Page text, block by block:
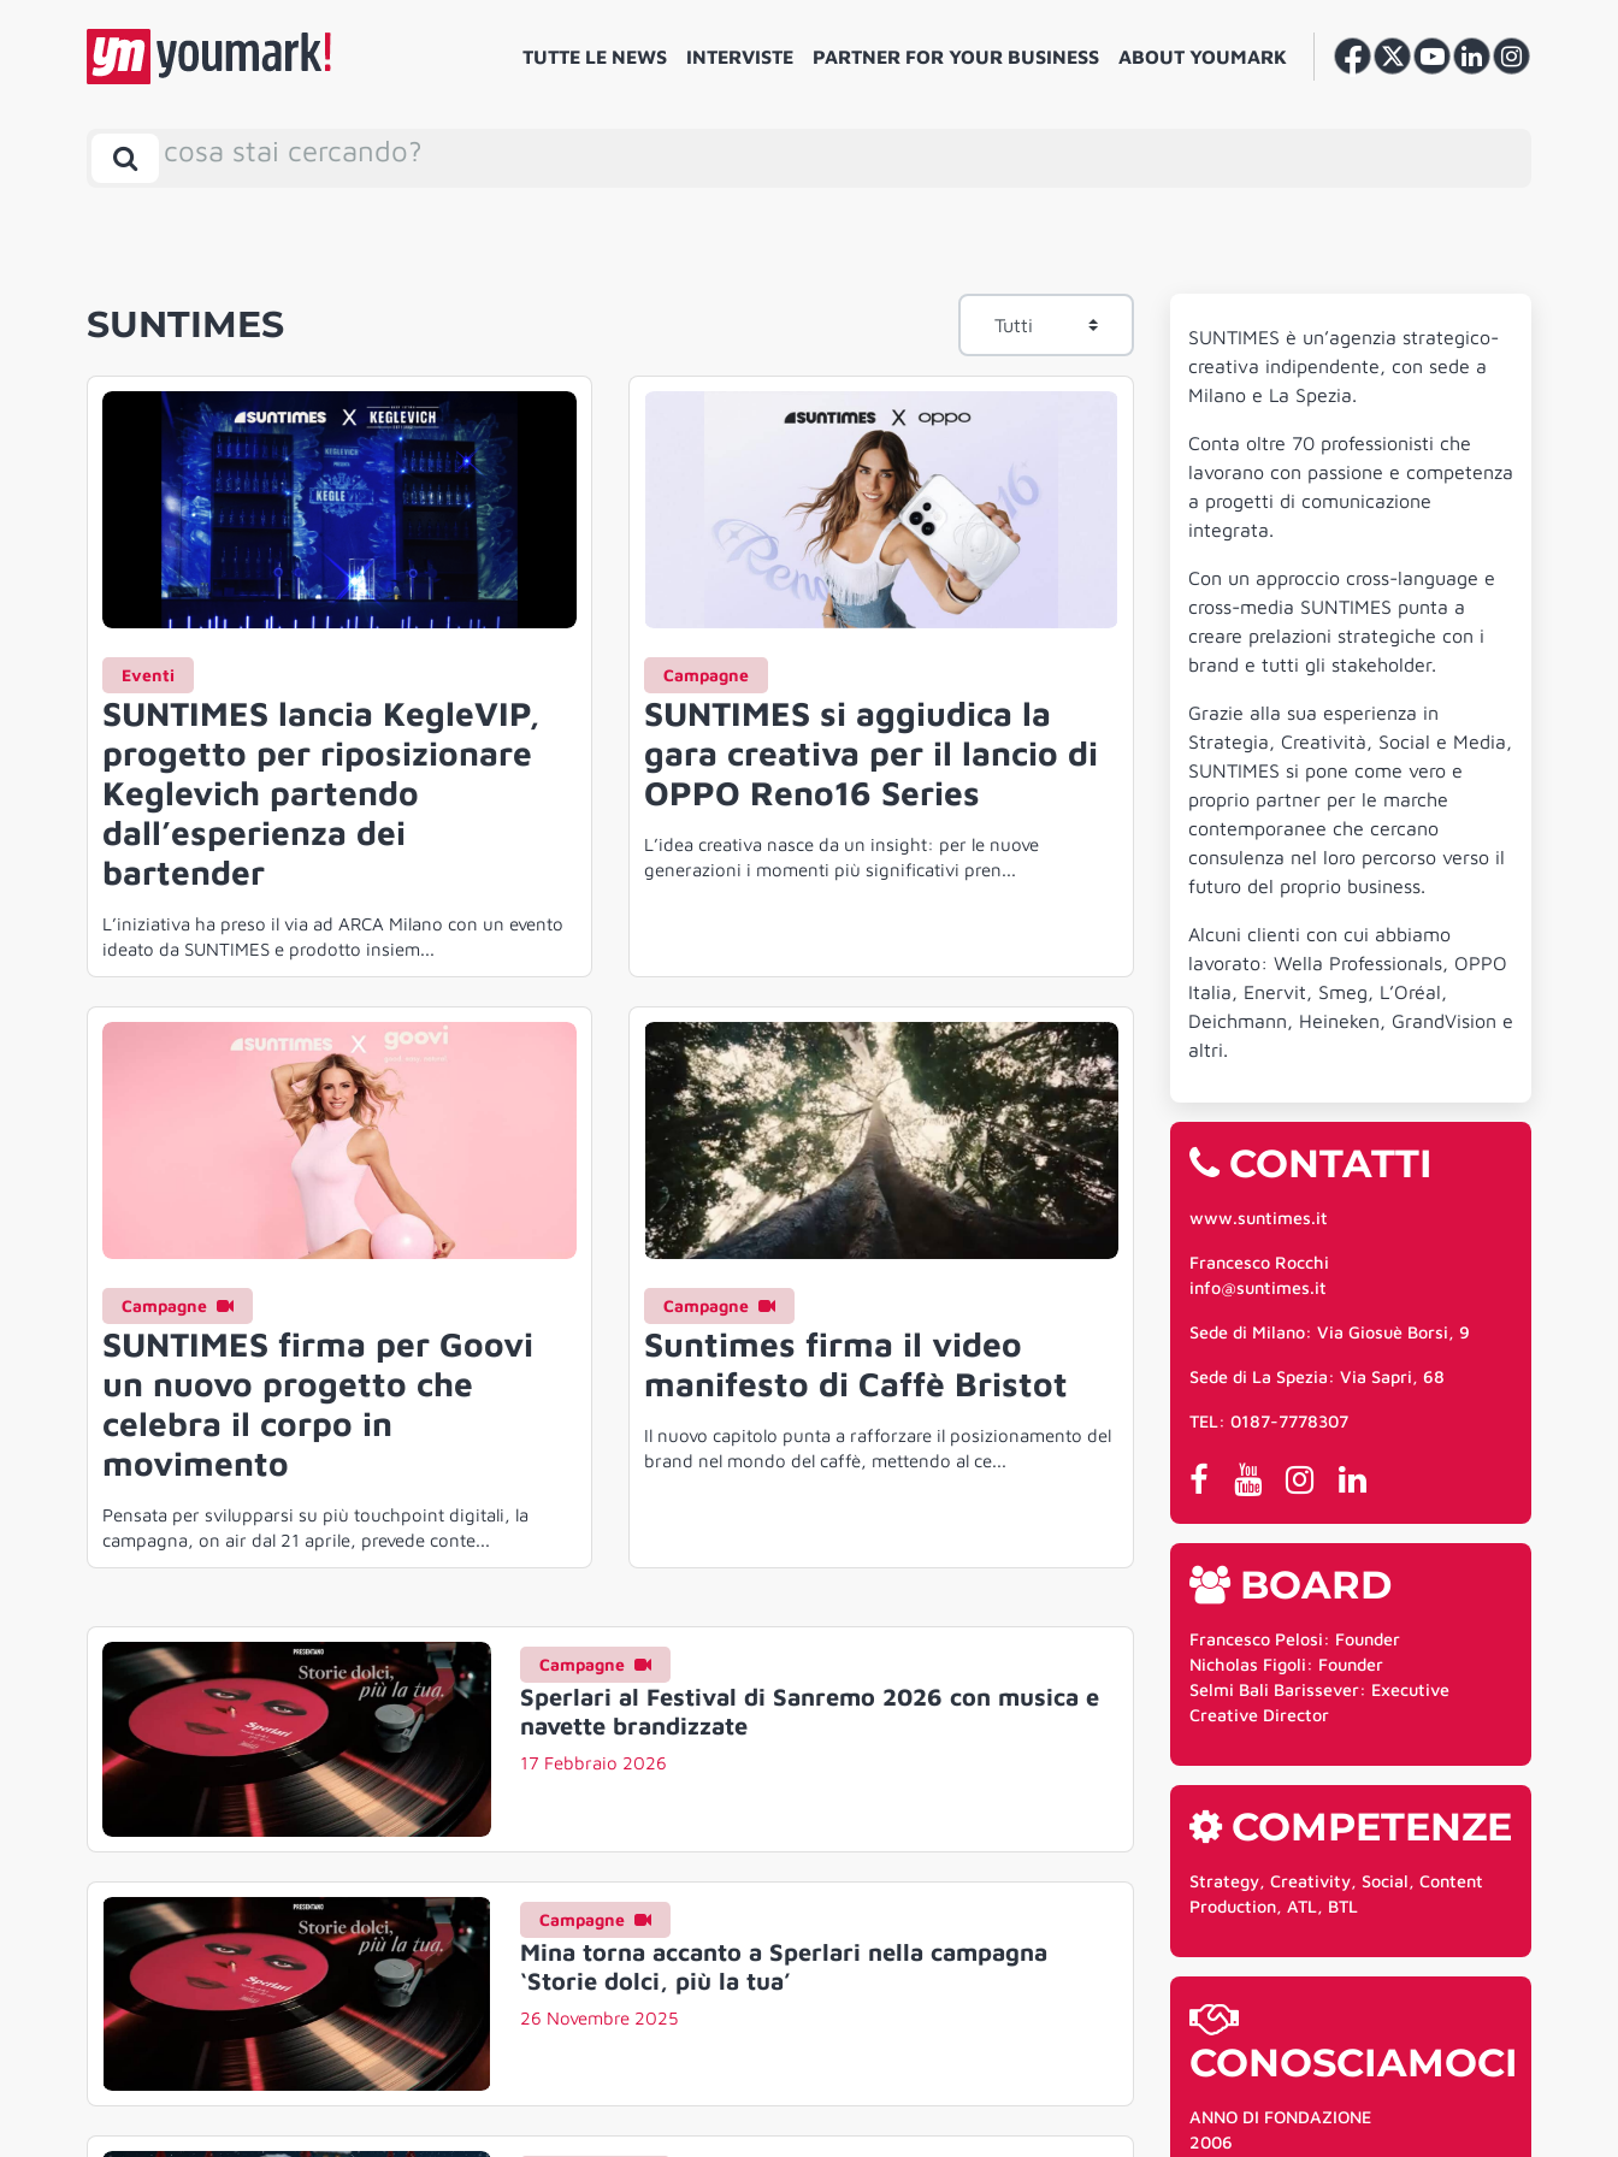
TUTTE LE NEWS INTERVISTE PARTNER FOR YOUR BUSINESS ABOUT YOUMARK
cosa stai cercando?
SUNTIMES è un’agenzia strategico-
creativa indipendente, con sede a
Milano e La Spezia.
Conta oltre 70 professionisti che
lavorano con passione e competenza
a progetti di comunicazione
integrata.
Con un approccio cross-language e
cross-media SUNTIMES punta a
creare prelazioni strategiche con i
brand e tutti gli stakeholder.
Grazie alla sua esperienza in
Strategia, Creatività, Social e Media,
SUNTIMES si pone come vero e
proprio partner per le marche
contemporanee che cercano
consulenza nel loro percorso verso il
futuro del proprio business.
Alcuni clienti con cui abbiamo
lavorato: Wella Professionals, OPPO
Italia, Enervit, Smeg, L’Oréal,
Deichmann, Heineken, GrandVision e
altri.
CONTATTI
www.suntimes.it
Francesco Rocchi
info@suntimes.it
Sede di Milano: Via Giosuè Borsi, 9
Sede di La Spezia: Via Sapri, 68
TEL: 0187-7778307
BOARD
Francesco Pelosi: Founder
Nicholas Figoli: Founder
Selmi Bali Barissever: Executive
Creative Director
COMPETENZE
Strategy, Creativity, Social, Content
Production, ATL, BTL
CONOSCIAMOCI
ANNO DI FONDAZIONE
2006
SUNTIMES
Eventi
SUNTIMES lancia KegleVIP,
progetto per riposizionare
Keglevich partendo
dall’esperienza dei
bartender
L’iniziativa ha preso il via ad ARCA Milano con un evento
ideato da SUNTIMES e prodotto insiem...
Campagne
SUNTIMES si aggiudica la
gara creativa per il lancio di
OPPO Reno16 Series
L’idea creativa nasce da un insight: per le nuove
generazioni i momenti più significativi pren...
Campagne
SUNTIMES firma per Goovi
un nuovo progetto che
celebra il corpo in
movimento
Pensata per svilupparsi su più touchpoint digitali, la
campagna, on air dal 21 aprile, prevede conte...
Campagne
Suntimes firma il video
manifesto di Caffè Bristot
Il nuovo capitolo punta a rafforzare il posizionamento del
brand nel mondo del caffè, mettendo al ce...
Campagne
Sperlari al Festival di Sanremo 2026 con musica e
navette brandizzate
17 Febbraio 2026
Campagne
Mina torna accanto a Sperlari nella campagna
‘Storie dolci, più la tua’
26 Novembre 2025